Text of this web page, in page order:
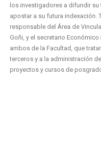
los investigadores a difundir
apostar a su futura indexación.
responsable del Área de
Goñi, y el secretario Económico
ambos de la Facultad, que
terceros y a la administración
proyectos y cursos de